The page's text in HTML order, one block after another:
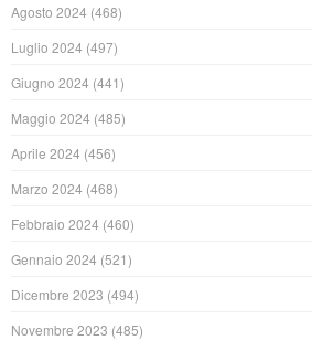
Agosto 2024 (468)
Luglio 2024 (497)
Giugno 2024 (441)
Maggio 2024 (485)
Aprile 2024 (456)
Marzo 2024 (468)
Febbraio 2024 (460)
Gennaio 2024 (521)
Dicembre 2023 (494)
Novembre 2023 (485)